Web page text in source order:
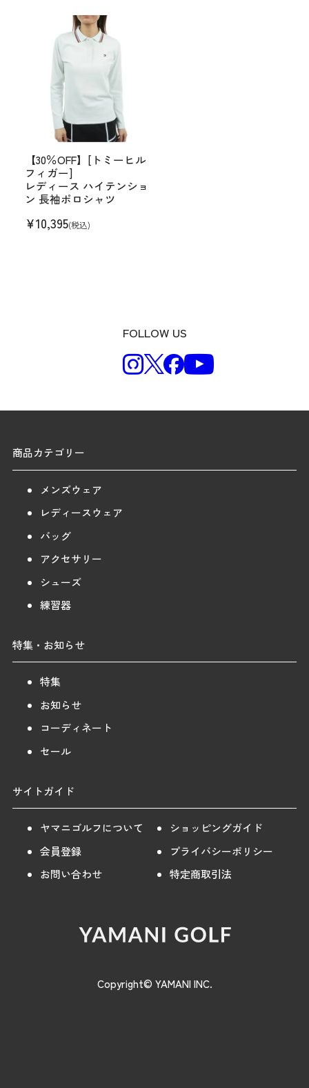
【30％OFF】[トミーヒル
フィガー]
レディース ハイテンショ
ン 長袖ポロシャツ
¥10,395(税込)
FOLLOW US
商品カテゴリー
メンズウェア
レディースウェア
バッグ
アクセサリー
シューズ
練習器
特集・お知らせ
特集
お知らせ
コーディネート
セール
サイトガイド
ヤマニゴルフについて
ショッピングガイド
会員登録
プライバシーポリシー
お問い合わせ
特定商取引法
Copyright© YAMANI INC.